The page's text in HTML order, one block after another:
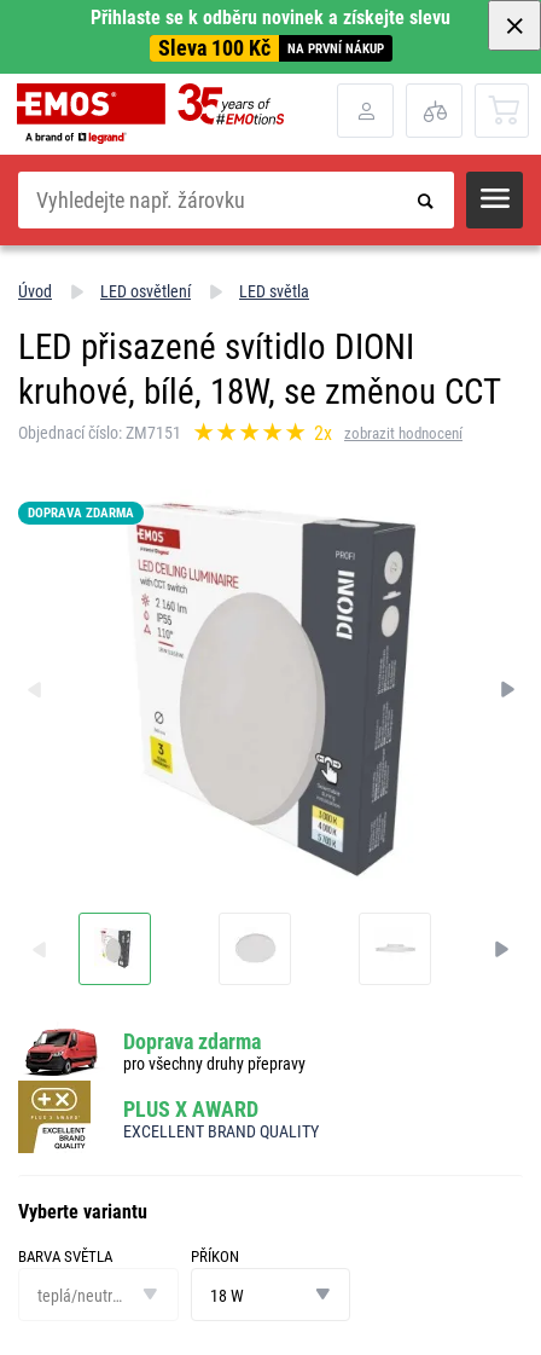
Přihlaste se k odběru novinek a získejte slevu
Sleva 100 Kč NA PRVNÍ NÁKUP
Hledat
Úvod LED osvětlení LED světla
LED přisazené svítidlo DIONI
kruhové, bílé, 18W, se změnou CCT
Objednací číslo: ZM7151 2x zobrazit hodnocení
DOPRAVA ZDARMA
Doprava zdarma
pro všechny druhy přepravy
PLUS X AWARD
EXCELLENT BRAND QUALITY
Vyberte variantu
BARVA SVĚTLA
světla
teplá/neutrální/studená bílá
PŘÍKON
18 W